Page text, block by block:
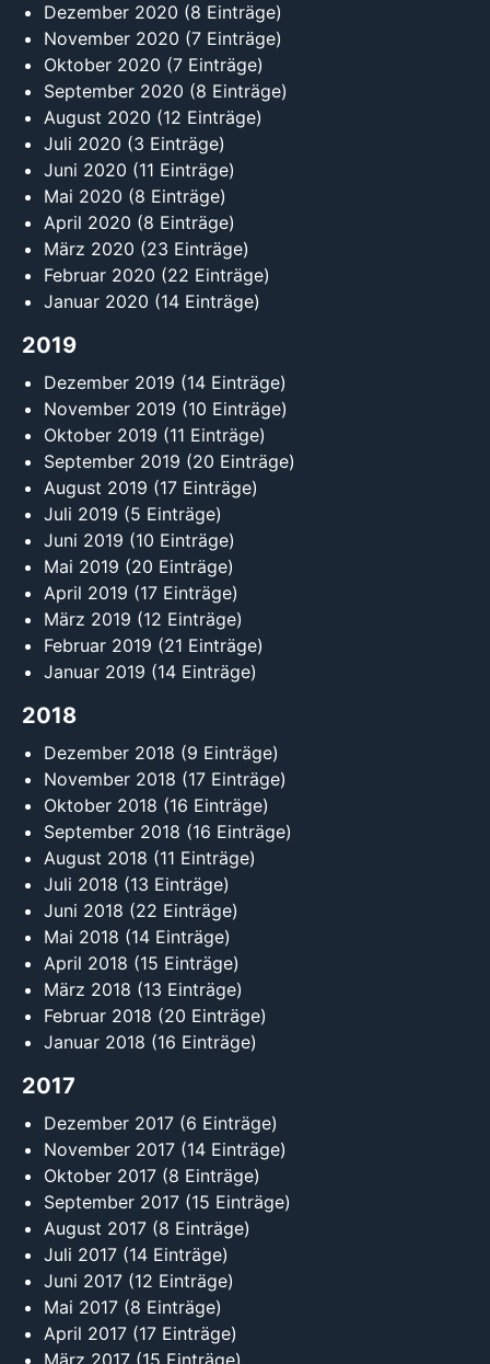
Dezember 2020 (8 Einträge)
November 2020 (7 Einträge)
Oktober 2020 (7 Einträge)
September 2020 (8 Einträge)
August 2020 (12 Einträge)
Juli 2020 (3 Einträge)
Juni 2020 (11 Einträge)
Mai 2020 (8 Einträge)
April 2020 (8 Einträge)
März 2020 (23 Einträge)
Februar 2020 (22 Einträge)
Januar 2020 (14 Einträge)
2019
Dezember 2019 (14 Einträge)
November 2019 (10 Einträge)
Oktober 2019 (11 Einträge)
September 2019 (20 Einträge)
August 2019 (17 Einträge)
Juli 2019 (5 Einträge)
Juni 2019 (10 Einträge)
Mai 2019 (20 Einträge)
April 2019 (17 Einträge)
März 2019 (12 Einträge)
Februar 2019 (21 Einträge)
Januar 2019 (14 Einträge)
2018
Dezember 2018 (9 Einträge)
November 2018 (17 Einträge)
Oktober 2018 (16 Einträge)
September 2018 (16 Einträge)
August 2018 (11 Einträge)
Juli 2018 (13 Einträge)
Juni 2018 (22 Einträge)
Mai 2018 (14 Einträge)
April 2018 (15 Einträge)
März 2018 (13 Einträge)
Februar 2018 (20 Einträge)
Januar 2018 (16 Einträge)
2017
Dezember 2017 (6 Einträge)
November 2017 (14 Einträge)
Oktober 2017 (8 Einträge)
September 2017 (15 Einträge)
August 2017 (8 Einträge)
Juli 2017 (14 Einträge)
Juni 2017 (12 Einträge)
Mai 2017 (8 Einträge)
April 2017 (17 Einträge)